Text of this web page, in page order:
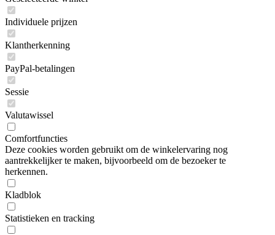
Individuele prijzen
Klantherkenning
PayPal-betalingen
Sessie
Valutawissel
Comfortfuncties
Deze cookies worden gebruikt om de winkelervaring nog
aantrekkelijker te maken, bijvoorbeeld om de bezoeker te
herkennen.
Kladblok
Statistieken en tracking